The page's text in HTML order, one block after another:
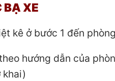
BẠ XE
kê ở bước 1 đến
hướng dẫn của
khai)